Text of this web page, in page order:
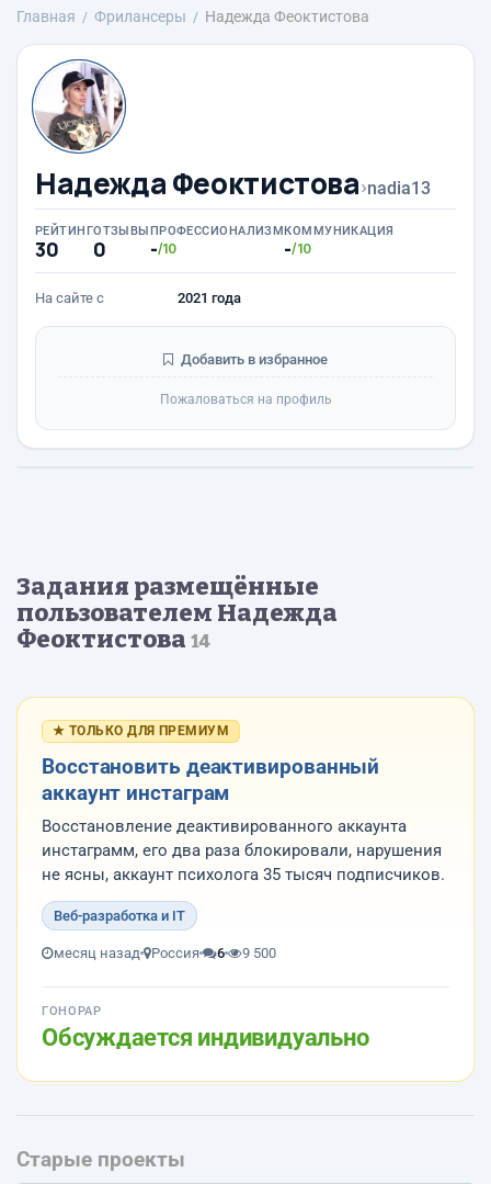
Главная Фрилансеры Надежда Феоктистова
Надежда Феоктистова›nadia13
РЕЙТИНГ
30
ОТЗЫВЫ
0
ПРОФЕССИОНАЛИЗМ
-/10
КОММУНИКАЦИЯ
-/10
На сайте с 2021 года
Добавить в избранное
Пожаловаться на профиль
Задания размещённые
пользователем Надежда
Феоктистова 14
★ ТОЛЬКО ДЛЯ ПРЕМИУМ
Восстановить деактивированный
аккаунт инстаграм
Восстановление деактивированного аккаунта
инстаграмм, его два раза блокировали, нарушения
не ясны, аккаунт психолога 35 тысяч подписчиков.
Веб-разработка и IT
месяц назад Россия 6 9 500
ГОНОРАР
Обсуждается индивидуально
Старые проекты